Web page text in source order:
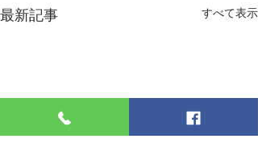
最新記事 すべて表示